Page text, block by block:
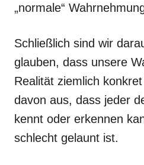
„normale“
Schließlich sind wir
glauben, dass unsere
Realität ziemlich
davon aus, dass jeder
kennt oder erkennen
schlecht gelaunt ist.